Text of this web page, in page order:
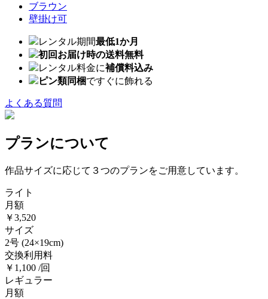
ブラウン
壁掛け可
レンタル期間最低1か月
初回お届け時の送料無料
レンタル料金に補償料込み
ピン類同梱ですぐに飾れる
よくある質問
プランについて
作品サイズに応じて３つのプランをご用意しています。
ライト
月額
￥3,520
サイズ
2号 (24×19cm)
交換利用料
￥1,100 /回
レギュラー
月額